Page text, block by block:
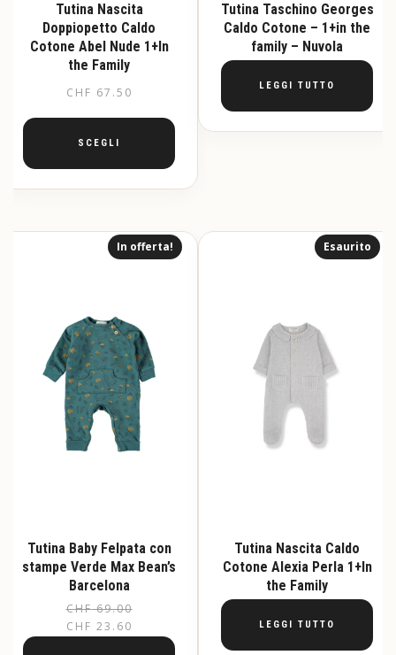
Tutina Nascita
Doppiopetto Caldo
Cotone Abel Nude 1+In
the Family
CHF 67.50
SCEGLI
Questo
più
varianti.
essere
scelte
nella
pagina
del
prodotto
Tutina Taschino Georges
Caldo Cotone – 1+in the
family – Nuvola
LEGGI TUTTO
Tutina Baby Felpata con
stampe Verde Max Bean’s
Barcelona
In offerta!
CHF69.00
prezzo
CHF 23.60
prezzo
Tutina Nascita Caldo
Cotone Alexia Perla 1+In
the Family
Esaurito
LEGGI TUTTO